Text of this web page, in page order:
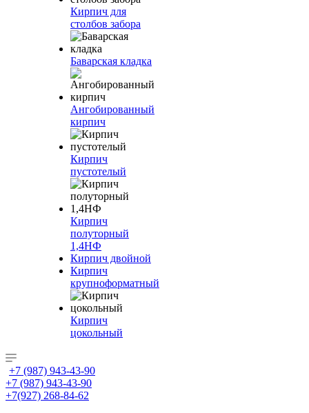
Кирпич для
столбов забора
Баварская кладка
Ангобированный
кирпич
Кирпич
пустотелый
Кирпич
полуторный
1,4НФ
Кирпич двойной
Кирпич
крупноформатный
Кирпич
цокольный
+7 (987) 943-43-90
+7 (987) 943-43-90
+7(927) 268-84-62